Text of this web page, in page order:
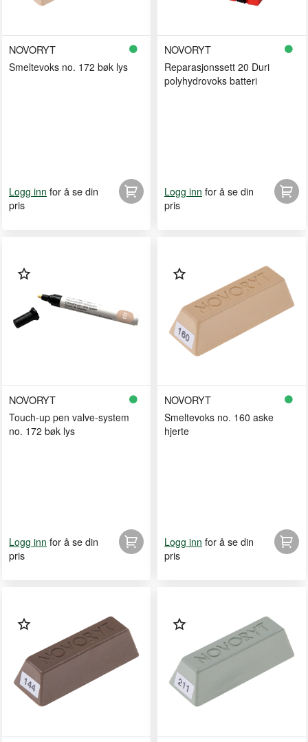
NOVORYT
Smeltevoks no. 172 bøk lys
Logg inn for å se din
pris
NOVORYT
Reparasjonssett 20 Duri
polyhydrovoks batteri
Logg inn for å se din
pris
NOVORYT
Touch-up pen valve-system
no. 172 bøk lys
Logg inn for å se din
pris
NOVORYT
Smeltevoks no. 160 aske
hjerte
Logg inn for å se din
pris